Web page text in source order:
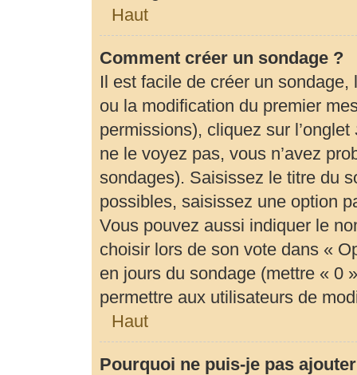
Haut
Comment créer un sondage ?
Il est facile de créer un sondage,
ou la modification du premier
permissions), cliquez sur l’onglet
ne le voyez pas, vous n’avez
sondages). Saisissez le titre du
possibles, saisissez une option
Vous pouvez aussi indiquer le
choisir lors de son vote dans «
en jours du sondage (mettre « 0
permettre aux utilisateurs de
Haut
Pourquoi ne puis-je pas